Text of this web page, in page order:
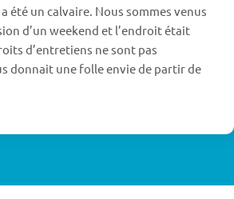
été un calvaire. Nous sommes venus
d’un weekend et l’endroit était
d’entretiens ne sont pas
donnait une folle envie de partir de